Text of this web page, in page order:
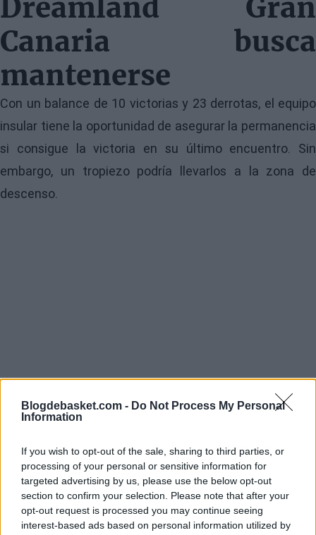
Blogdebasket.com - Do Not Process My Personal
Information
If you wish to opt-out of the sale, sharing to third parties, or
processing of your personal or sensitive information for
targeted advertising by us, please use the below opt-out
section to confirm your selection. Please note that after your
opt-out request is processed you may continue seeing
interest-based ads based on personal information utilized by
Dreamland Gran
Canaria busca
mantenerse
Con un balance de 10 victorias y 23 derrotas, el equipo
insular tiene la oportunidad de asegurar la permanencia
si consigue la victoria en su último encuentro. Sin
embargo, un tropiezo podría llevarlos a la zona de
descenso.
Situación crítica para
Morabanc Andorra